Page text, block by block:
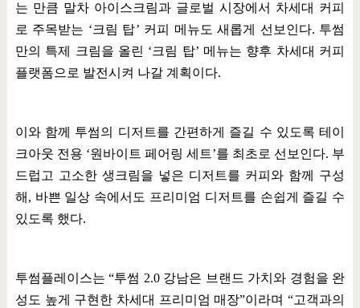
는 만큼 말차 아이스크림과 글로벌 시장에서 차세대 커피
로 주목받는 ‘크림 탑’ 커피 메뉴도 새롭게 선보인다. 투썸
만의 특제 크림을 올린 ‘크림 탑’ 메뉴는 향후 차세대 커피
플랫폼으로 발전시켜 나갈 계획이다.
이와 함께 투썸의 디저트를 간편하게 즐길 수 있도록 테이
크아웃 전용 ‘원바이트 페어링 세트’를 최초로 선보인다. 부
드럽고 고소한 생크림을 넣은 디저트를 커피와 함께 구성
해 , 바쁜 일상 속에서도 프리미엄 디저트를 손쉽게 즐길 수
있도록 했다.
투썸플레이스는“투썸 2.0 강남은 브랜드 가치와 경험을 완
성도 높게 구현한 차세대 프리미엄 매장”이라며“고객과의